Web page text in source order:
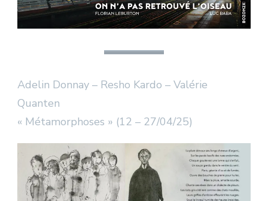
Adelin Donnay – Resho Kardo – Valérie
Quanten
« Métamorphoses » (12 – 27/04/25)